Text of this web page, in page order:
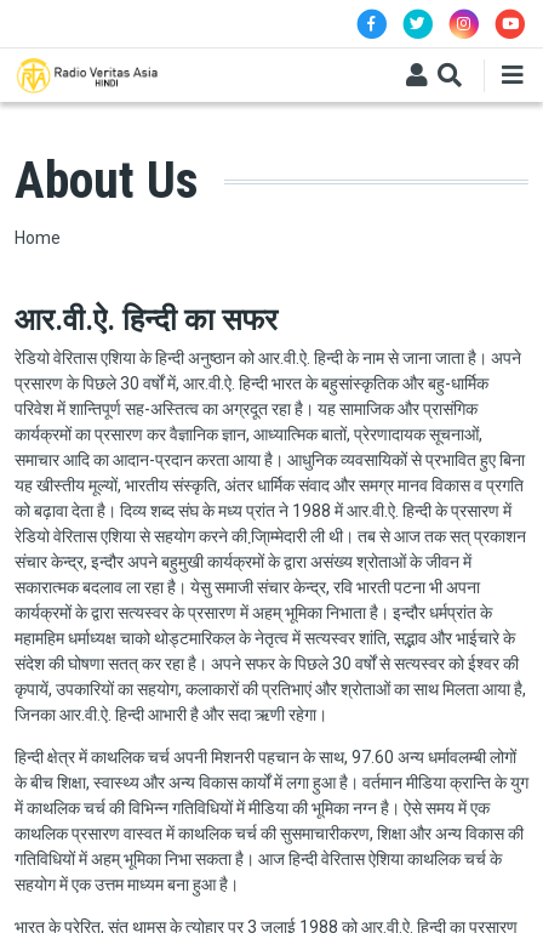
About Us
Breadcrumb
Home
आर.वी.ऐ. हिन्दी का सफर
रेडियो वेरितास एशिया के हिन्दी अनुष्ठान को आर.वी.ऐ. हिन्दी के नाम से जाना जाता है। अपने
प्रसारण के पिछले 30 वर्षों में, आर.वी.ऐ. हिन्दी भारत के बहुसांस्कृतिक और बहु-धार्मिक
परिवेश में शान्तिपूर्ण सह-अस्तित्व का अग्रदूत रहा है। यह सामाजिक और प्रासंगिक
कार्यक्रमों का प्रसारण कर वैज्ञानिक ज्ञान, आध्यात्मिक बातों, प्रेरणादायक सूचनाओं,
समाचार आदि का आदान-प्रदान करता आया है। आधुनिक व्यवसायिकों से प्रभावित हुए बिना
यह खीस्तीय मूल्यों, भारतीय संस्कृति, अंतर धार्मिक संवाद और समग्र मानव विकास व प्रगति
को बढ़ावा देता है। दिव्य शब्द संघ के मध्य प्रांत ने 1988 में आर.वी.ऐ. हिन्दी के प्रसारण में
रेडियो वेरितास एशिया से सहयोग करने की जि़्ाम्मेदारी ली थी। तब से आज तक सत् प्रकाशन
संचार केन्द्र, इन्दौर अपने बहुमुखी कार्यक्रमों के द्वारा असंख्य श्रोताओं के जीवन में
सकारात्मक बदलाव ला रहा है। येसु समाजी संचार केन्द्र, रवि भारती पटना भी अपना
कार्यक्रमों के द्वारा सत्यस्वर के प्रसारण में अहम् भूमिका निभाता है। इन्दौर धर्मप्रांत के
महामहिम धर्माध्यक्ष चाको थोड्टमारिकल के नेतृत्व में सत्यस्वर शांति, सद्भाव और भाईचारे के
संदेश की घोषणा सतत् कर रहा है। अपने सफर के पिछले 30 वर्षों से सत्यस्वर को ईश्वर की
कृपायें, उपकारियों का सहयोग, कलाकारों की प्रतिभाएं और श्रोताओं का साथ मिलता आया है,
जिनका आर.वी.ऐ. हिन्दी आभारी है और सदा ऋणी रहेगा।
हिन्दी क्षेत्र में काथलिक चर्च अपनी मिशनरी पहचान के साथ, 97.60 अन्य धर्मावलम्बी लोगों
के बीच शिक्षा, स्वास्थ्य और अन्य विकास कार्यों में लगा हुआ है। वर्तमान मीडिया क्रान्ति के युग
में काथलिक चर्च की विभिन्न गतिविधियों में मीडिया की भूमिका नग्न है। ऐसे समय में एक
काथलिक प्रसारण वास्वत में काथलिक चर्च की सुसमाचारीकरण, शिक्षा और अन्य विकास की
गतिविधियों में अहम् भूमिका निभा सकता है। आज हिन्दी वेरितास ऐशिया काथलिक चर्च के
सहयोग में एक उत्तम माध्यम बना हुआ है।
भारत के प्रेरित, संत थामस के त्योहार पर 3 जुलाई 1988 को आर.वी.ऐ. हिन्दी का प्रसारण